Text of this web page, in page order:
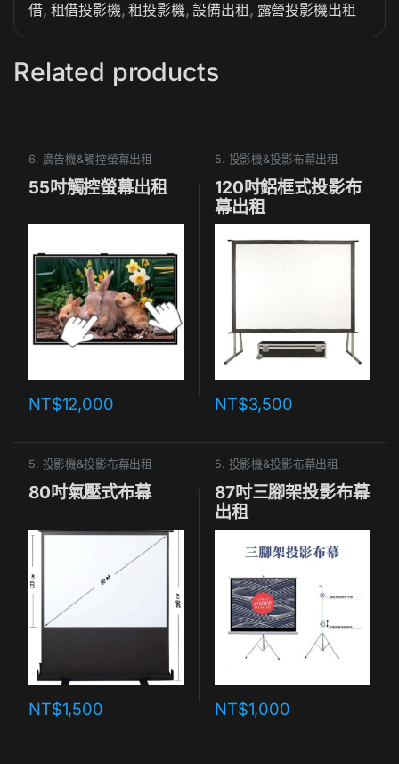
借, 租借投影機,租投影機,設備出租 , 露營投影機出租
Related products
6. 廣告機&觸控螢幕出租
55吋觸控螢幕出租
NT$12,000
5. 投影機&投影布幕出租
120吋鋁框式投影布
幕出租
NT$3,500
5. 投影機&投影布幕出租
80吋氣壓式布幕
NT$1,500
5. 投影機&投影布幕出租
87吋三腳架投影布幕
出租
NT$1,000